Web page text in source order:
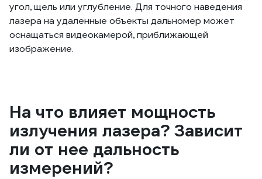
угол, щель или углубление. Для точного наведения
лазера на удаленные объекты дальномер может
оснащаться видеокамерой, приближающей
изображение.
На что влияет мощность
излучения лазера? Зависит
ли от нее дальность
измерений?